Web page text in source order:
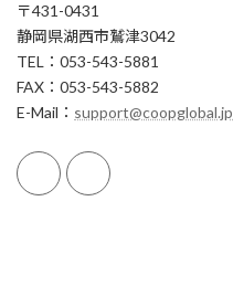
〒431-0431
静岡県湖西市鷲津3042
TEL：053-543-5881
FAX：053-543-5882
E-Mail： support@coopglobal.jp